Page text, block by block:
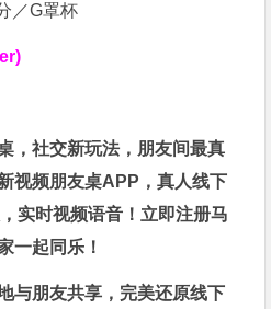
／G罩杯
，社交新玩法，朋友间最真
视频朋友桌APP，真人线下
实时视频语音！立即注册马
一起同乐！
与朋友共享，完美还原线下